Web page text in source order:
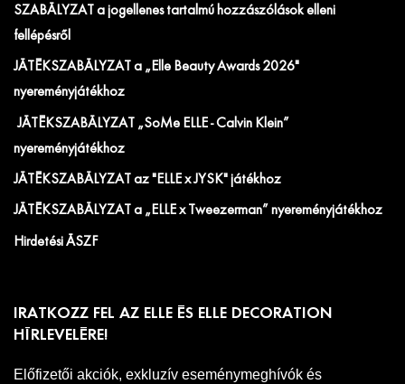
SZABÁLYZAT a jogellenes tartalmú hozzászólások elleni
fellépésről
JÁTÉKSZABÁLYZAT a „Elle Beauty Awards 2026"
nyereményjátékhoz
JÁTÉKSZABÁLYZAT „SoMe ELLE - Calvin Klein”
nyereményjátékhoz
JÁTÉKSZABÁLYZAT az "ELLE x JYSK" játékhoz
JÁTÉKSZABÁLYZAT a „ELLE x Tweezerman” nyereményjátékhoz
Hirdetési ÁSZF
IRATKOZZ FEL AZ ELLE ÉS ELLE DECORATION
HÍRLEVELÉRE!
Előfizetői akciók, exkluzív eseménymeghívók és